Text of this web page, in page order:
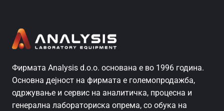
Фирмата Analysis d.o.o. основана е во 1996 година.
Основна дејност на фирмата е големопродажба,
одржување и сервис на аналитичка, процесна и
генерална лабораториска опрема, со обука на